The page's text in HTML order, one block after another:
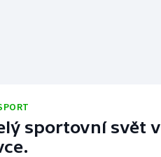
sportovní svět